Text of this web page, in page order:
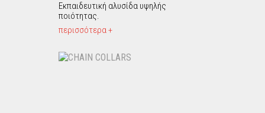
Εκπαιδευτική αλυσίδα υψηλής
ποιότητας.
περισσότερα +